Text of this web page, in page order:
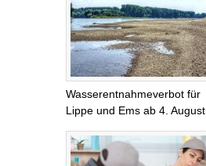
Wasserentnahmeverbot für
Lippe und Ems ab 4. August